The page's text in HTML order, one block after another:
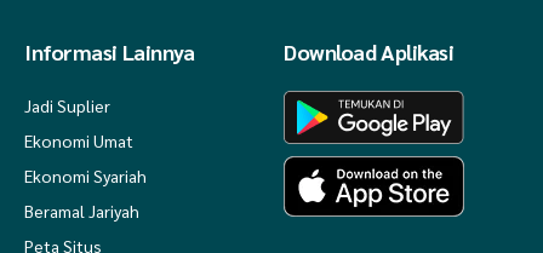
Informasi Lainnya
Jadi Suplier
Ekonomi Umat
Ekonomi Syariah
Beramal Jariyah
Peta Situs
Download Aplikasi